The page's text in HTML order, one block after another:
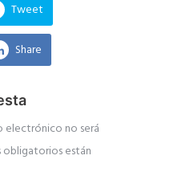
Tweet
Share
electrónico no será
obligatorios están